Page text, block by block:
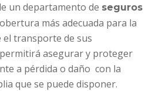
un departamento de seguros
más adecuada para la
transporte de sus
asegurar y proteger
a pérdida o daño con la
que se puede disponer.